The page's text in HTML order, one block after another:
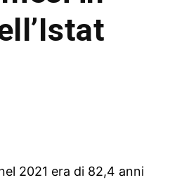
2021 era di 82,4 anni